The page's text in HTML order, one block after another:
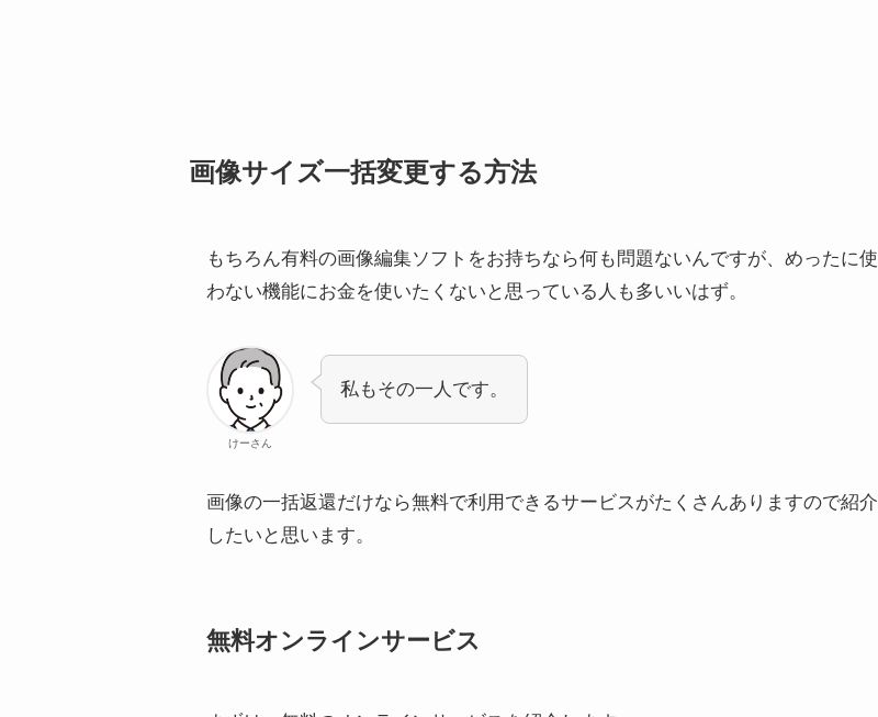
画像サイズ一括変更する方法
もちろん有料の画像編集ソフトをお持ちなら何も問題ないんですが、めったに使
わない機能にお金を使いたくないと思っている人も多いいはず。
けーさん
私もその一人です。
画像の一括返還だけなら無料で利用できるサービスがたくさんありますので紹介
したいと思います。
無料オンラインサービス